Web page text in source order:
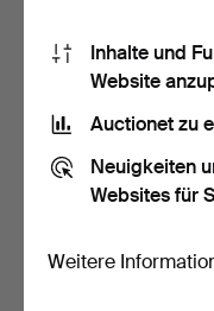
55 OMEGA
SEAMASTER 120
HERRENARMBAN…
Verkauft
Inhalte und
Website
Auctionet zu
Neuigkeiten
Websites für
Weitere